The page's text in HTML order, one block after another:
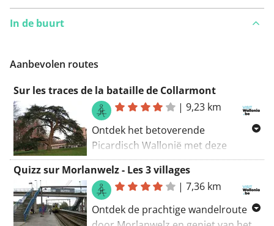
In de buurt
Aanbevolen routes
Sur les traces de la bataille de Collarmont
|9,23 km
Ontdek het betoverende
Picardisch Wallonië met deze
wandelroute door WAPI! Verken de
prachtige omgeving rond
Morlanwelz en bewonder de
bezienswaardigheden zoals
Morlanwelz, La Jonquière en Mont-
Quizz sur Morlanwelz - Les 3 villages
|7,36 km
Ontdek de prachtige wandelroute